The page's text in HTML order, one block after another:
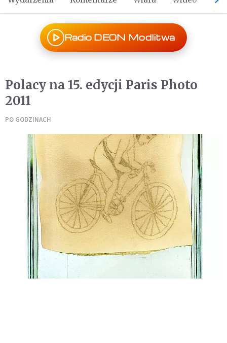
Radio DEON Modlitwa
Polacy na 15. edycji Paris Photo
2011
PO GODZINACH